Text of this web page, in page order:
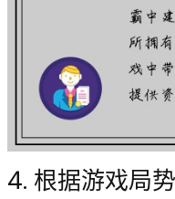
4. 根据游戏局